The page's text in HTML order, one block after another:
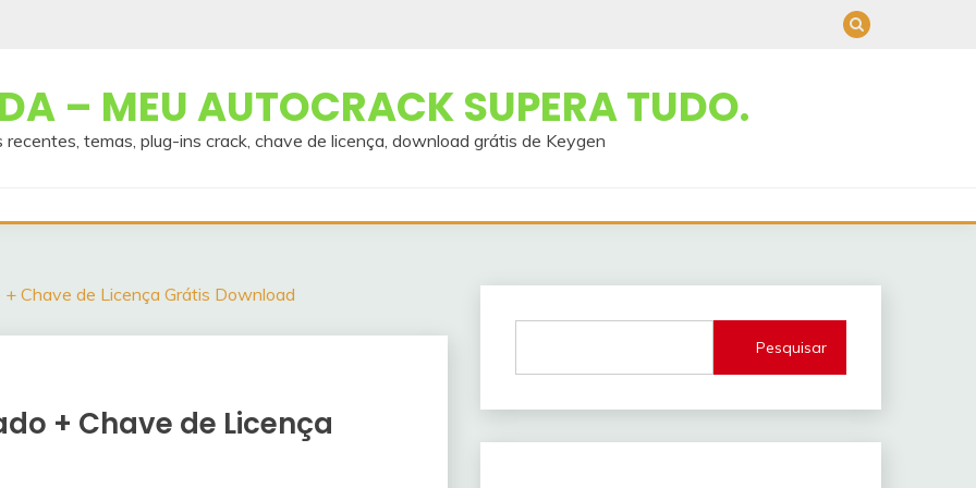
– MEU AUTOCRACK SUPERA TUDO.
temas, plug-ins crack, chave de licença, download grátis de Keygen
Chave de Licença Grátis Download
+ Chave de Licença
Pesquisar